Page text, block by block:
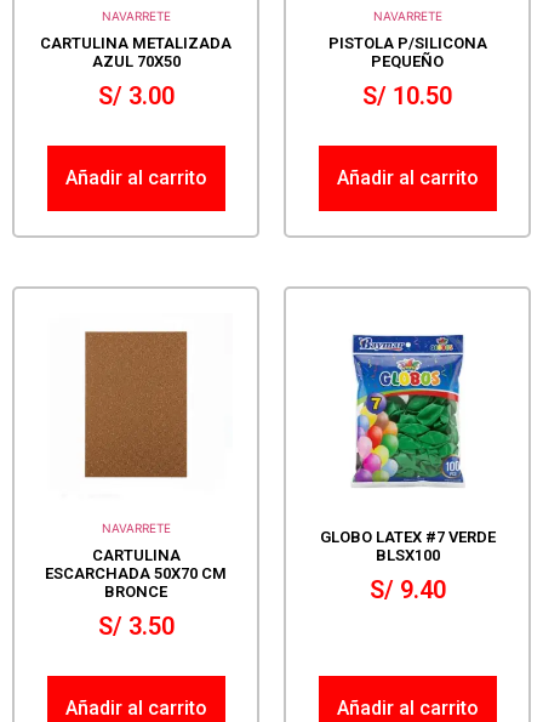
NAVARRETE
CARTULINA METALIZADA
AZUL 70X50
S/3.00
Añadir al carrito
NAVARRETE
PISTOLA P/SILICONA
PEQUEÑO
S/ 10.50
Añadir al carrito
NAVARRETE
CARTULINA
ESCARCHADA 50X70 CM
BRONCE
S/3.50
Añadir al carrito
GLOBO LATEX #7 VERDE
BLSX100
S/9.40
Añadir al carrito